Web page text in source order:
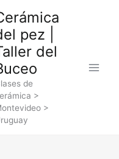
pez |
del
de
>
>